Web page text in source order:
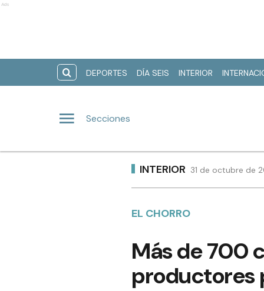
Ads
DEPORTES DÍA SEIS INTERIOR
Secciones
INTERIOR 31 de octubre de
EL CHORRO
Más de 700
productores